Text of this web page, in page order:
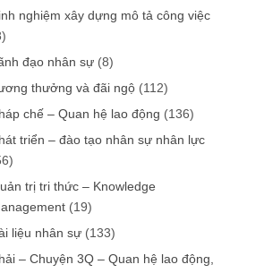
nghiệm xây dựng mô tả công việc
đạo nhân sự (8)
thưởng và đãi ngộ (112)
chế – Quan hệ lao động (136)
triển – đào tạo nhân sự nhân lực
trị tri thức – Knowledge
(19)
liệu nhân sự (133)
– Chuyện 3Q – Quan hệ lao động,